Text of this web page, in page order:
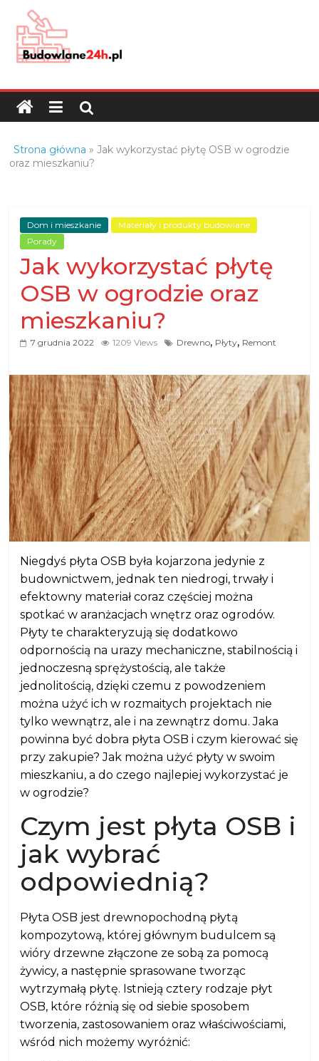
content
Budowlane24h.pl
portal
budowlany
oraz
budowlanej
Strona główna »Jak wykorzystać płytę OSB w ogrodzie
oraz mieszkaniu?
Dom i mieszkanie
Materiały i produkty budowlane
Porady
Jak wykorzystać płytę
OSB w ogrodzie oraz
mieszkaniu?
7 grudnia 2022 1209 Views Drewno, Płyty, Remont
Niegdyś płyta OSB była kojarzona jedynie z
budownictwem, jednak ten niedrogi, trwały i
efektowny materiał coraz częściej można
spotkać w aranżacjach wnętrz oraz ogrodów.
Płyty te charakteryzują się dodatkowo
odpornością na urazy mechaniczne, stabilnością i
jednoczesną sprężystością, ale także
jednolitością, dzięki czemu z powodzeniem
można użyć ich w rozmaitych projektach nie
tylko wewnątrz, ale i na zewnątrz domu. Jaka
powinna być dobra płyta OSB i czym kierować się
przy zakupie? Jak można użyć płyty w swoim
mieszkaniu, a do czego najlepiej wykorzystać je
w ogrodzie?
Czym jest płyta OSB i
jak wybrać
odpowiednią?
Płyta OSB jest drewnopochodną płytą
kompozytową, której głównym budulcem są
wióry drzewne złączone ze sobą za pomocą
żywicy, a następnie sprasowane tworząc
wytrzymałą płytę. Istnieją cztery rodzaje płyt
OSB, które różnią się od siebie sposobem
tworzenia, zastosowaniem oraz właściwościami,
wśród nich możemy wyróżnić: